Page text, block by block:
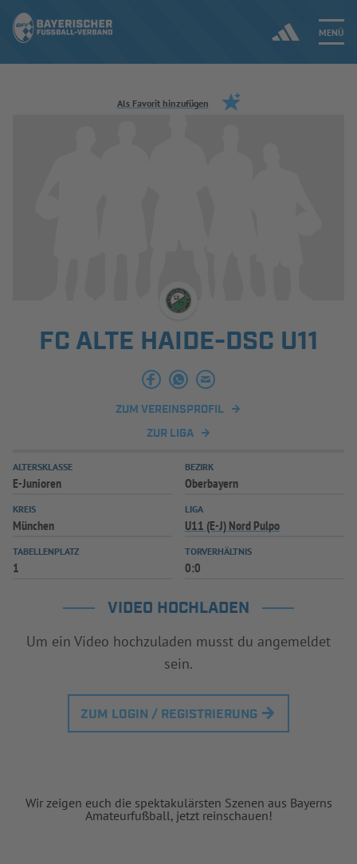
MENÜ
Jetzt einloggen
INFOTHEK SPIELPLUS
Als Favorit hinzufügen
FC ALTE HAIDE-DSC U11
ZUM VEREINSPROFIL
ZUR LIGA
ALTERSKLASSE
E-Junioren
BEZIRK
Oberbayern
KREIS
München
LIGA
U11 (E-J) Nord Pulpo
TABELLENPLATZ
1
TORVERHÄLTNIS
0:0
VIDEO HOCHLADEN
Um ein Video hochzuladen musst du angemeldet
sein.
ZUM LOGIN / REGISTRIERUNG
Wir zeigen euch die spektakulärsten Szenen aus Bayerns
Amateurfußball, jetzt reinschauen!